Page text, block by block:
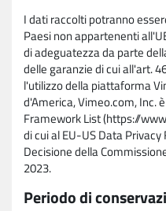
I dati raccolti potranno
Paesi non appartenenti
di adeguatezza da parte
delle garanzie di cui all'art.
l'utilizzo della piattaforma
d'America, Vimeo.com, Inc.
Framework List (https://
di cui al EU-US Data
Decisione della
2023.
Periodo di